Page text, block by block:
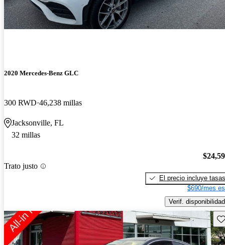
2020 Mercedes-Benz GLC
300 RWD 46,238 millas
Jacksonville, FL
32 millas
Trato justo
El precio incluye tasas
$690/mes
Verif. disponibilidad